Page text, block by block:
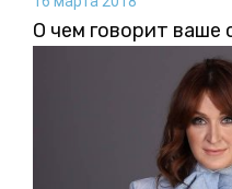
О чем говорит ваше